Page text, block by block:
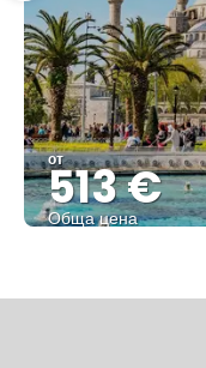
от
513 €
Обща цена